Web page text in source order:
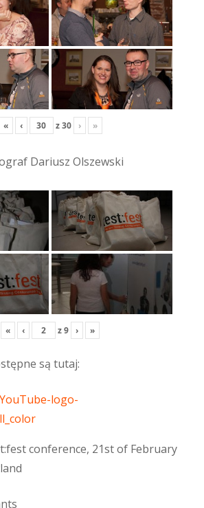
« ‹ z30 › »
Dariusz Olszewski
« ‹ z9 › »
są tutaj:
conference, 21st of February